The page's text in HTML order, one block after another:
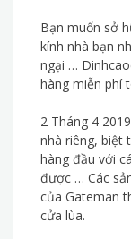
Bạn muốn sở
kính nhà bạn
ngại …
hàng miễn phí
2 Tháng 4
nhà riêng, biệt
hàng đầu với
được … Các
của Gateman
cửa lùa.